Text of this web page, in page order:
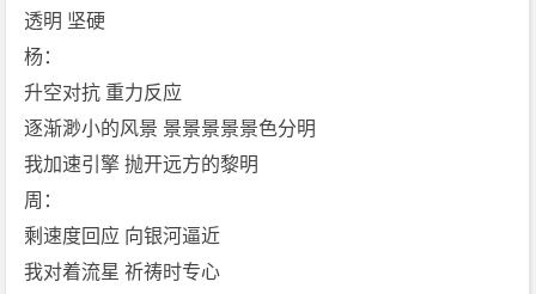
透明 坚硬
杨：
升空对抗 重力反应
逐渐渺小的风景 景景景景景色分明
我加速引擎 抛开远方的黎明
周：
剩速度回应 向银河逼近
我对着流星 祈祷时专心